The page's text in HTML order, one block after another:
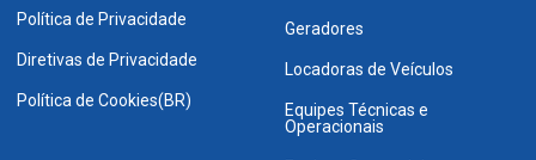
Política de Privacidade
Diretivas de Privacidade
Política de Cookies(BR)
Geradores
Locadoras de Veículos
Equipes Técnicas e
Operacionais